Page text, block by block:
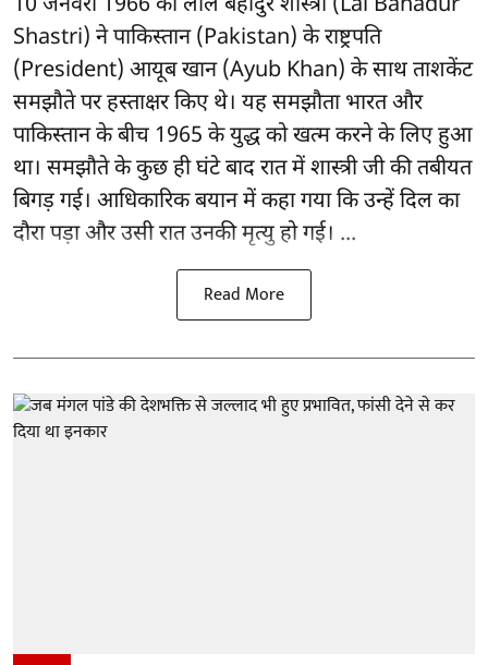
10 जनवरी 1966 को लाल बहादुर शास्त्री (Lal Bahadur
Shastri) ने पाकिस्तान (Pakistan) के राष्ट्रपति
(President) आयूब खान (Ayub Khan) के साथ ताशकेंट
समझौते पर हस्ताक्षर किए थे। यह समझौता भारत और
पाकिस्तान के बीच 1965 के युद्ध को खत्म करने के लिए हुआ
था। समझौते के कुछ ही घंटे बाद रात में शास्त्री जी की तबीयत
बिगड़ गई। आधिकारिक बयान में कहा गया कि उन्हें दिल का
दौरा पड़ा और उसी रात उनकी मृत्यु हो गई। ...
Read More